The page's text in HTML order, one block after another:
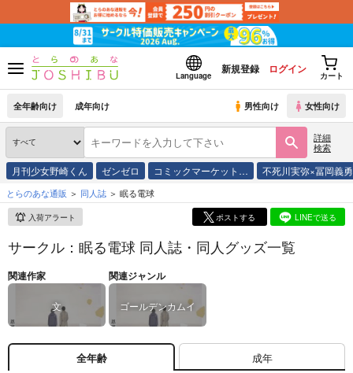
Language
新規登録 ログイン
カート
全年齢向け 成年向け 男性向け 女性向け
詳細
検索
月刊少女野崎くん ゼンゼロ コミックマーケット… 不死川実弥×冨岡義勇
とらのあな通販 同人誌 眠る電球
入荷アラート ポストする LINEで送る
サークル：眠る電球 同人誌・同人グッズ一覧
関連作家
文
関連ジャンル
ゴールデンカムイ
全年齢 成年